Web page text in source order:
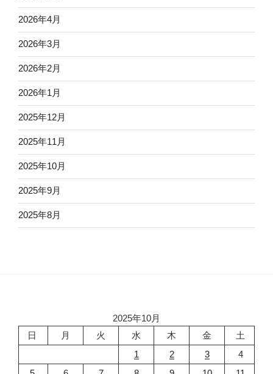
2026年4月
2026年3月
2026年2月
2026年1月
2025年12月
2025年11月
2025年10月
2025年9月
2025年8月
2025年10月
日
月 火 水 木 金
土
1
2 3
4